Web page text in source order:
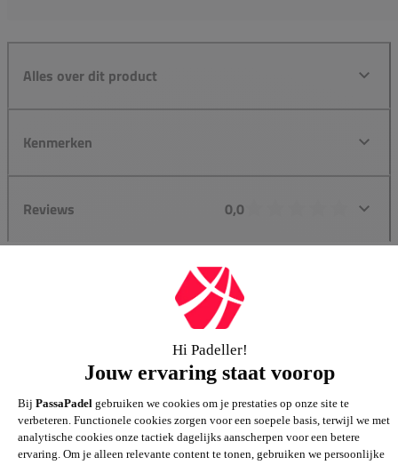
Alles over dit product
Kenmerken
Reviews 0,0
Groot assortiment
Gigantisch assortiment met meer dan 21.000+
artikelen